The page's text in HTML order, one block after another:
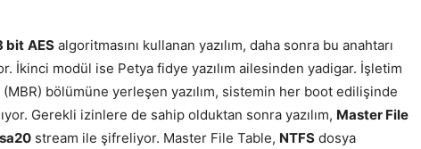
bit AES algoritmasını kullanan yazılım, daha sonra bu anahtarı
İkinci modül ise Petya fidye yazılım ailesinden yadigar. İşletim
(MBR) bölümüne yerleşen yazılım, sistemin her boot edilişinde
Gerekli izinlere de sahip olduktan sonra yazılım, Master File
stream ile şifreliyor. Master File Table, NTFS dosya